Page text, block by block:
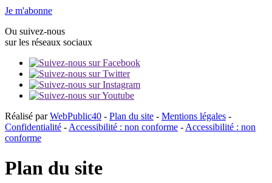
Je m'abonne
Ou suivez-nous
sur les réseaux sociaux
Réalisé parWebPublic40 - Plan du site - Mentions légales -
Confidentialité -Accessibilité : non conforme -Accessibilité : non
conforme
Plan du site